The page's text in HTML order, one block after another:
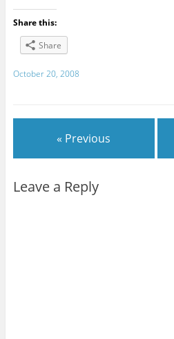
Share this:
Share
October 20, 2008
« Previous
Leave a Reply